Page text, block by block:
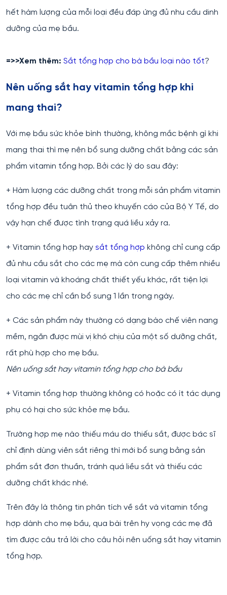
hết hàm lượng của mỗi loại đều đáp ứng đủ nhu cầu dinh
dưỡng của mẹ bầu.
=>>Xem thêm: Sắt tổng hợp cho bà bầu loại nào tốt?
Nên uống sắt hay vitamin tổng hợp khi
mang thai?
Với mẹ bầu sức khỏe bình thường, không mắc bệnh gì khi
mang thai thì mẹ nên bổ sung dưỡng chất bằng các sản
phẩm vitamin tổng hợp. Bởi các lý do sau đây:
+ Hàm lượng các dưỡng chất trong mỗi sản phẩm vitamin
tổng hợp đều tuân thủ theo khuyến cáo của Bộ Y Tế, do
vậy hạn chế được tình trạng quá liều xảy ra.
+ Vitamin tổng hợp hay sắt tổng hợp không chỉ cung cấp
đủ nhu cầu sắt cho các mẹ mà còn cung cấp thêm nhiều
loại vitamin và khoáng chất thiết yếu khác, rất tiện lợi
cho các mẹ chỉ cần bổ sung 1 lần trong ngày.
+ Các sản phẩm này thường có dạng bào chế viên nang
mềm, ngăn được mùi vị khó chịu của một số dưỡng chất,
rất phù hợp cho mẹ bầu.
Nên uống sắt hay vitamin tổng hợp cho bà bầu
+ Vitamin tổng hợp thường không có hoặc có ít tác dụng
phụ có hại cho sức khỏe mẹ bầu.
Trường hợp mẹ nào thiếu máu do thiếu sắt, được bác sĩ
chỉ định dùng viên sắt riêng thì mới bổ sung bằng sản
phẩm sắt đơn thuần, tránh quá liều sắt và thiếu các
dưỡng chất khác nhé.
Trên đây là thông tin phân tích về sắt và vitamin tổng
hợp dành cho mẹ bầu, qua bài trên hy vọng các mẹ đã
tìm được câu trả lời cho câu hỏi nên uống sắt hay vitamin
tổng hợp.